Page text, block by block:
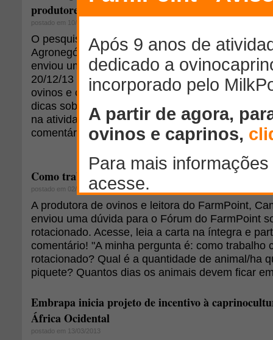
produtores possam"
postado em 10/01/2014
O pesquisador científico da Agência Paulista de
Agronegócios (Apta), Geraldo Balieiro Neto, de
enviou um comentário para a notícia publicada
20/12/13 sobre a produção de blocos
ovinos e caprinos na época da seca no Estado
dicas sobre nutrição dos animais e cita a
na atividade. Acesse, leia a carta na íntegra e
comentário!
Como trabalho com o pastejo rotacionado?
postado em 02/07/2013
A produtora de ovinos e leitora do FarmPoint,
enviou uma dúvida para o Fórum do FarmPoint
rotacionado. Acesse, leia a carta na íntegra e
comentário! "A minha pergunta é: como trabalho
rotacionado? Qual é a quantidade de animal/ha
piquete? Quantos dias os animais devem ficar
Embrapa inicia projeto de incentivo à
África Ocidental
postado em 13/03/2013